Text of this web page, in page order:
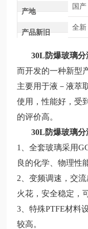
产地
国产
产品新旧
全新
30L防爆玻璃分
而开发的一种新型
主要用于液－液萃
使用，性能好，受
的评价高。
30L防爆玻璃分
1、全套玻璃采用
良的化学、物理性
2、变频调速，交
火花，安全稳定，
3、特殊PTFE材料
较高。